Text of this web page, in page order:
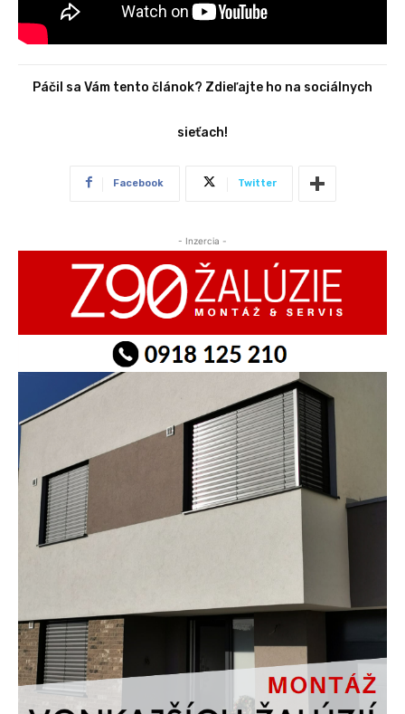
Páčil sa Vám tento článok? Zdieľajte ho na sociálnych
sieťach!
Facebook Twitter
- Inzercia -